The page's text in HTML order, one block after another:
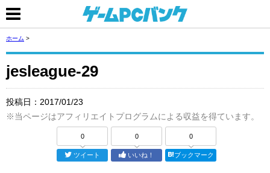
ホーム >
jesleague-29
投稿日： 2017/01/23
※当ページはアフィリエイトプログラムによる収益を得ています。
0
ツイート
0
いいね！
0
ブックマーク